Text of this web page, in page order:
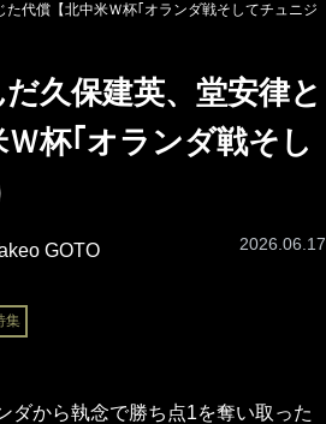
代償【北中米Ｗ杯｢オランダ戦そしてチュニジ
久保建英、堂安律と
杯｢オランダ戦そし
GOTO
集
2026.06.17
ダから執念で勝ち点1を奪い取った